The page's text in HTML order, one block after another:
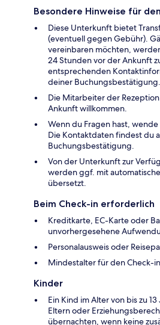
Besondere Hinweise für
Diese Unterkunft bietet
(eventuell gegen Gebühr).
vereinbaren möchten,
24 Stunden vor der Ankunft
entsprechenden
deiner Buchungsbestätigung.
Die Mitarbeiter der
Ankunft willkommen.
Wenn du Fragen hast,
Die Kontaktdaten findest du
Buchungsbestätigung.
Von der Unterkunft zur
werden ggf. mit
übersetzt.
Beim Check-in erforderlich
Kreditkarte, EC-Karte oder
unvorhergesehene
Personalausweis oder
Mindestalter für den Check-
Kinder
Ein Kind im Alter von bis zu
Eltern oder
übernachten, wenn keine